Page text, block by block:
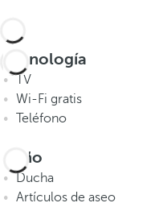
Tecnología
TV
Wi-Fi gratis
Teléfono
Baño
Ducha
Artículos de aseo